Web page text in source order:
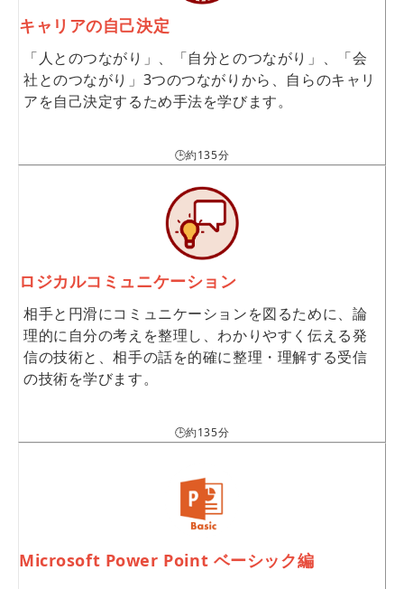
キャリアの自己決定
「人とのつながり」、「自分とのつながり」、「会
社とのつながり」3つのつながりから、自らのキャリ
アを自己決定するため手法を学びます。
🕒約135分
ロジカルコミュニケーション
相手と円滑にコミュニケーションを図るために、論
理的に自分の考えを整理し、わかりやすく伝える発
信の技術と、相手の話を的確に整理・理解する受信
の技術を学びます。
🕒約135分
Microsoft Power Point ベーシック編